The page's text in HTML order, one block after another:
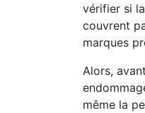
vérifier si
couvrent
marques
Alors,
même la